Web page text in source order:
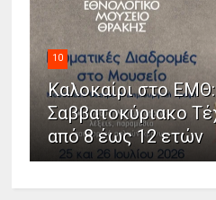
10
Καλοκαίρι στο
Σαββατοκύριακο
από 8 έως 12 ετών